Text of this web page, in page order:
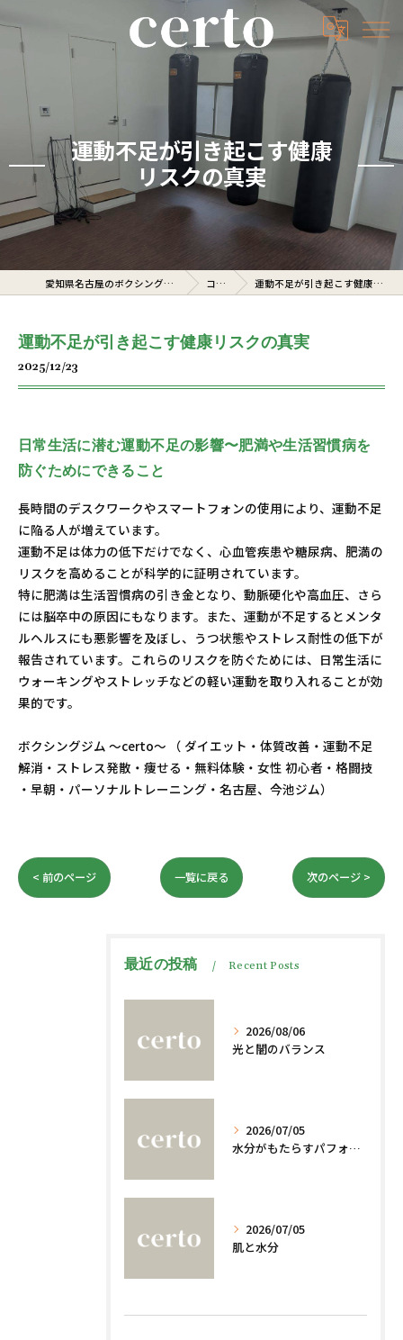
運動不足が引き起こす健康
リスクの真実
愛知県名古屋のボクシングジムならcerto コラム 運動不足が引き起こす健康リスクの真実
運動不足が引き起こす健康リスクの真実
2025/12/23
日常生活に潜む運動不足の影響〜肥満や生活習慣病を
防ぐためにできること
長時間のデスクワークやスマートフォンの使用により、運動不足
に陥る人が増えています。
運動不足は体力の低下だけでなく、心血管疾患や糖尿病、肥満の
リスクを高めることが科学的に証明されています。
特に肥満は生活習慣病の引き金となり、動脈硬化や高血圧、さら
には脳卒中の原因にもなります。また、運動が不足するとメンタ
ルヘルスにも悪影響を及ぼし、うつ状態やストレス耐性の低下が
報告されています。これらのリスクを防ぐためには、日常生活に
ウォーキングやストレッチなどの軽い運動を取り入れることが効
果的です。
ボクシングジム ～certo～ （ ダイエット・体質改善・運動不足
解消・ストレス発散・痩せる・無料体験・女性 初心者・格闘技
・早朝・パーソナルトレーニング・名古屋、今池ジム）
< 前のページ 一覧に戻る 次のページ >
最近の投稿 Recent Posts
2026/08/06
光と闇のバランス
2026/07/05
水分がもたらすパフォーマンスへの影響
2026/07/05
肌と水分